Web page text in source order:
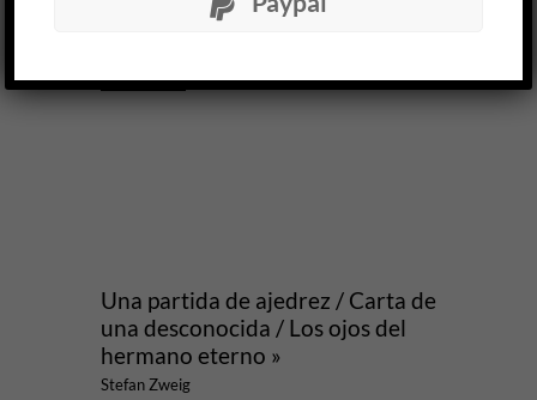
emociones melancólicas, humor coruscante y...
Una partida de ajedrez / Carta de
una desconocida / Los ojos del
hermano eterno »
Stefan Zweig